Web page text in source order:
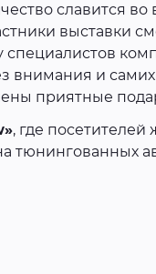
славится
выставки
внимания и
приятные
, где посетителей
тюнингованных